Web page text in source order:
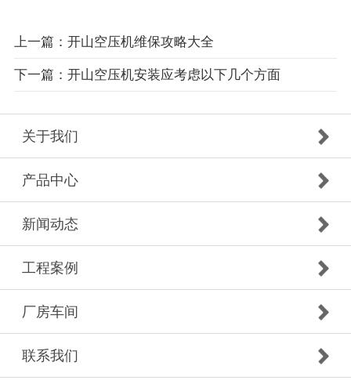
上一篇：开山空压机维保攻略大全
下一篇：开山空压机安装应考虑以下几个方面
关于我们
产品中心
新闻动态
工程案例
厂房车间
联系我们